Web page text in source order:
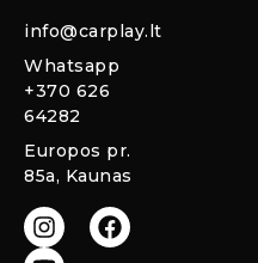
info@carplay.lt
Whatsapp
+370 626
64282
Europos pr.
85a, Kaunas
galinio vaizdo